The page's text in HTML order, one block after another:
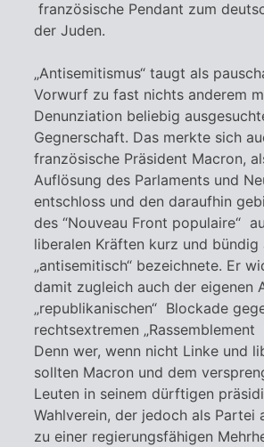
französische Pendant zum
der Juden.
„Antisemitismus“ taugt als
Vorwurf zu fast nichts anderem
Denunziation beliebig
Gegnerschaft. Das merkte sich
französische Präsident Macron,
Auflösung des Parlaments und
entschloss und den daraufhin
des “Nouveau Front populaire“
liberalen Kräften kurz und bündig
„antisemitisch“ bezeichnete. Er
damit zugleich auch der eigenen
„republikanischen“ Blockade
rechtsextremen „Rassemblement
Denn wer, wenn nicht Linke und
sollten Macron und dem
Leuten in seinem dürftigen
Wahlverein, der jedoch als Partei
zu einer regierungsfähigen